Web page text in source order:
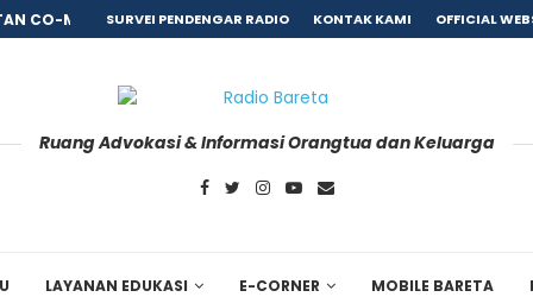
CO-MORBID PASCA REHABILITASI, BARETA GANDENG...
SURVEI PENDENGAR RADIO KONTAK KAMI OFFICIAL
Ruang Advokasi & Informasi Orangtua dan Keluarga
LAYANAN EDUKASI E-CORNER MOBILE BARETA